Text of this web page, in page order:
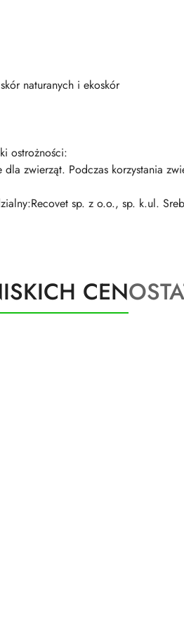
naturanych i ekoskór
ostrożności:
dla zwierząt. Podczas korzystania
sp. z o.o., sp. k.ul.
CEN
o